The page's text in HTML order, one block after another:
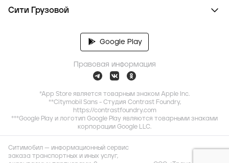
Сити Грузовой
Google Play
Правовая информация
*App Store является товарным знаком Apple Inc.
**Citymobil Sans - Студия Contrast Foundry,
https://contrastfoundry.com
***Google Play и логотип Google Play являются товарными знаками
корпорации Google LLC.
Ситимобил — информационный сервис
заказа транспортных и иных услуг,